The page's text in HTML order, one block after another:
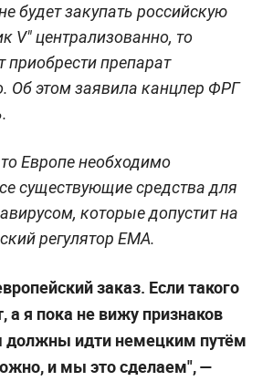
будет закупать российскую
V" централизованно, то
препарат
Об этом заявила канцлер ФРГ
Европе необходимо
существующие средства для
которые допустит на
регулятор EMA.
заказ. Если такого
а я пока не вижу признаков
должны идти немецким путём
и мы это сделаем", —